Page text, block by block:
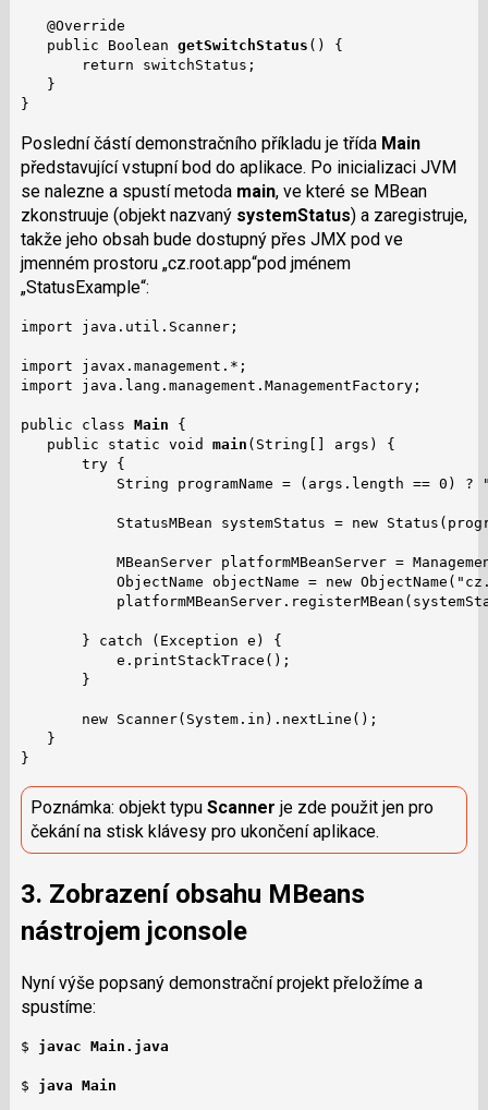
   @Override
   public Boolean
getSwitchStatus () {
       return switchStatus;
   }
}
Poslední částí demonstračního příkladu je třída Main
představující vstupní bod do aplikace. Po inicializaci JVM
se nalezne a spustí metoda main, ve které se MBean
zkonstruuje (objekt nazvaný systemStatus) a zaregistruje,
takže jeho obsah bude dostupný přes JMX pod ve
jmenném prostoru „cz.root.app“pod jménem
„StatusExample“:
import java.util.Scanner;
import javax.management.*;
import java.lang.management.ManagementFactory;
public class Main {
   public static void
main (String[] args) {
       try {
String programName = (args.length == 0) ?
StatusMBean systemStatus = new
MBeanServer platformMBeanServer =
ObjectName objectName = new
       } catch (Exception e) {
           e.printStackTrace();
       }
       new Scanner(System.in).nextLine();
   }
}
Poznámka: objekt typu Scanner je zde použit jen pro
čekání na stisk klávesy pro ukončení aplikace.
3. Zobrazení obsahu MBeans
nástrojem jconsole
Nyní výše popsaný demonstrační projekt přeložíme a
spustíme:
$ javac Main.java
$ java Main